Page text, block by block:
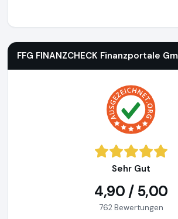
FFG FINANZCHECK Finanzportale
Sehr Gut
4,90 / 5,00
762 Bewertungen